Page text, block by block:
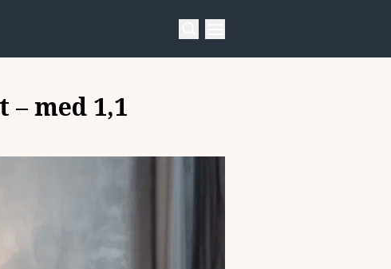
med 1,1